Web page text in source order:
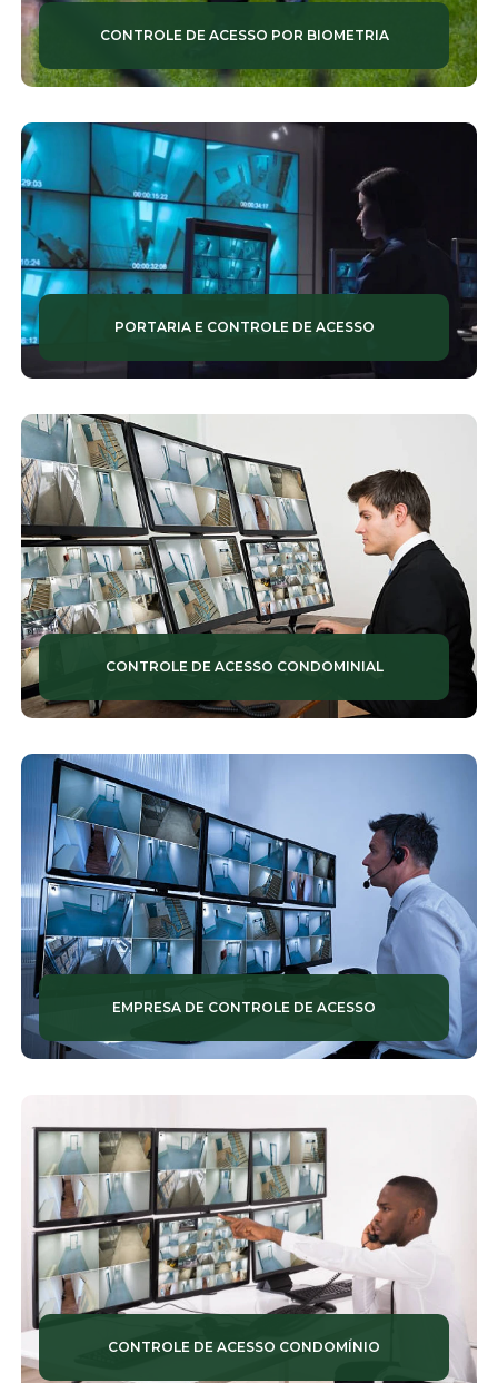
MONITORAMENTO DE CÂMERAS
MONITORAMENTOS RESIDENCIAIS
PORTARIA CONDOMÍNIO
PORTARIAS ELETRÔNICAS
PORTARIAS REMOTAS
PORTARIAS VIRTUAIS
PORTEIRO DE PRÉDIO
RECEPCIONISTAS
SEGURANÇA PARA CONDOMÍNIOS
SEGURANÇA PATRIMONIAL
SEGURANÇAS PATRIMONIAIS
SERVIÇOS DE CONSERVAÇÃO E LIMPEZA
SERVIÇOS DE JARDINAGEM
SERVIÇOS DE LIMPEZA TERCEIRIZADAS
SERVIÇOS DE MANUTENÇÃO PREDIAL
SERVIÇOS DE MONITORAMENTO
SERVIÇOS DE RONDA PATRIMONIAL
SERVIÇOS DE ZELADORIA
SERVIÇOS TERCEIRIZADOS DE ZELADORIA
SISTEMAS DE CÂMERAS
SISTEMAS DE VIGILÂNCIA
TERCEIRIZAÇÃO SERVIÇO
CONTROLE DE ACESSO POR BIOMETRIA
PORTARIA E CONTROLE DE ACESSO
CONTROLE DE ACESSO CONDOMINIAL
EMPRESA DE CONTROLE DE ACESSO
CONTROLE DE ACESSO CONDOMÍNIO